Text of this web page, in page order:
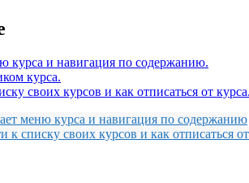
курса и навигация по содержанию.
курса.
своих курсов и как отписаться от курса.
меню курса и навигация по содержанию
к списку своих курсов и как отписаться